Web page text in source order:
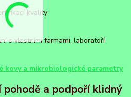
kvality
s vlastními farmami, laboratoří
kovy a mikrobiologické parametry
pohodě a podpoří klidný